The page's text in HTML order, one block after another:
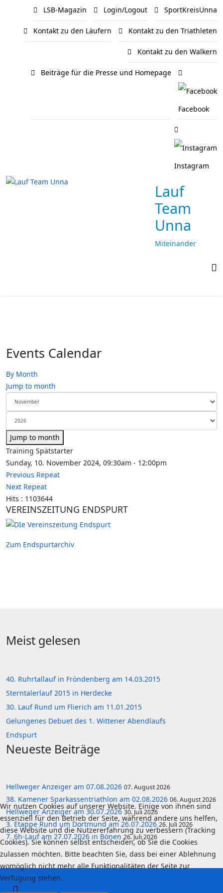
LSB-Magazin Login/Logout SportKreisUnna
Kontakt zu den Läufern Kontakt zu den Triathleten
Kontakt zu den Walkern
Beiträge für die Presse und Homepage
Facebook
Instagram
Lauf
Team
Unna
Miteinander
Events Calendar
By Month
Jump to month
Jump to month
Training Spätstarter
Sunday, 10. November 2024, 09:30am - 12:00pm
Previous Repeat
Next Repeat
Hits : 1103644
VEREINSZEITUNG ENDSPURT
Zum Endspurtarchiv
Meist gelesen
40. Ruhrtallauf in Fröndenberg am 14.03.2015
Sterntalerlauf 2015 in Herdecke
30. Lauf Rund um Flierich am 11.01.2015
Gelungenes Debuet des 1. Wittener Abendlaufs
Endspurt
Neueste Beiträge
Hellweger Anzeiger am 07.08.2026 07. August 2026
38. Kamener Sparkassentriathlon am 02.08.2026 06. August 2026
Hellweger Anzeiger am 30.07.202630. Juli 2026
3. Etappe Rund um Dortmund am 26.07.2026 26. Juli 2026
7. 6h-Lauf am 27.07.2026 in Bönen 26. Juli 2026
Wir nutzen Cookies auf unserer Website. Einige von ihnen sind
essenziell für den Betrieb der Seite, während andere uns helfen,
diese Website und die Nutzererfahrung zu verbessern (Tracking
Cookies). Sie können selbst entscheiden, ob Sie die Cookies
zulassen möchten. Bitte beachten Sie, dass bei einer Ablehnung
womöglich nicht mehr alle Funktionalitäten der Seite zur
Verfügung stehen.